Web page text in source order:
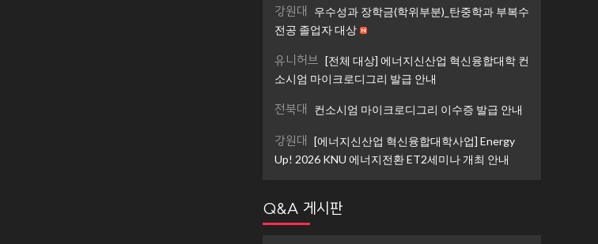
강원대
우수성과 장학금(학위부분)_탄중학과 부복수
전공 졸업자 대상
유니허브 [전체 대상] 에너지신산업 혁신융합대학 컨
소시엄 마이크로디그리 발급 안내
전북대 컨소시엄 마이크로디그리 이수증 발급 안내
강원대
[에너지신산업 혁신융합대학사업] Energy
Up! 2026 KNU 에너지전환 ET2세미나 개최 안내
Q&A 게시판